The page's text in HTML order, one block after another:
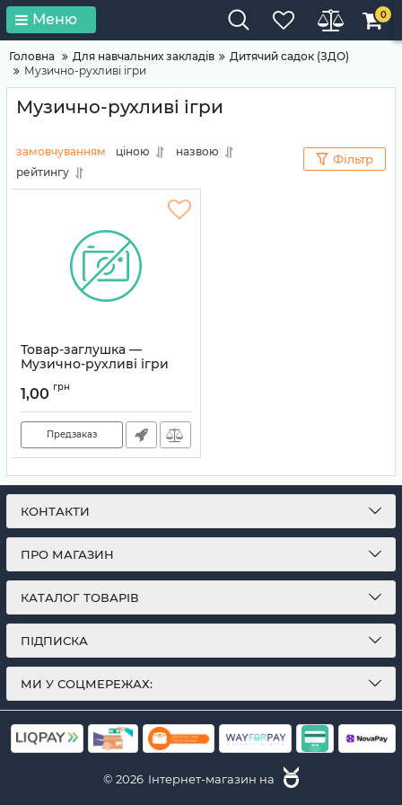
Меню 0
Головна Для навчальних закладів
Дитячий садок (ЗДО)
Музично-рухливі ігри
Музично-рухливі ігри
замовчуванням ціною
назвою
рейтингу
Фільтр
Товар-заглушка —
Музично-рухливі ігри
1,00 грн
Предзаказ
КОНТАКТИ
ПРО МАГАЗИН
КАТАЛОГ ТОВАРІВ
ПІДПИСКА
МИ У СОЦМЕРЕЖАХ:
© 2026 Інтернет-магазин на